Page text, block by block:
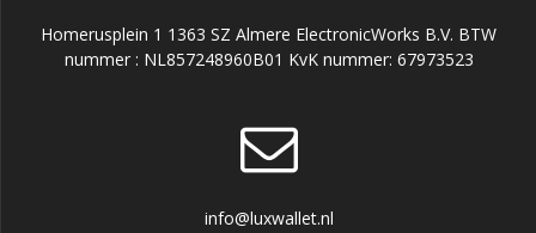
Homerusplein 1 1363 SZ Almere ElectronicWorks B.V. BTW
nummer : NL857248960B01 KvK nummer: 67973523
info@luxwallet.nl